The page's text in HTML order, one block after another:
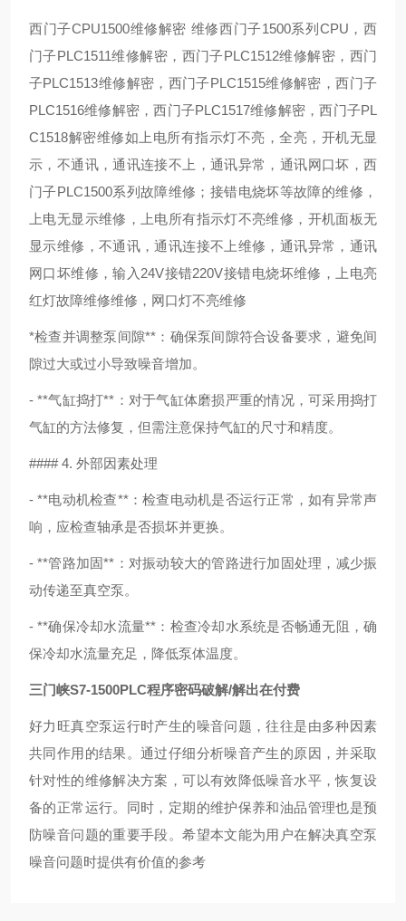
西门子CPU1500维修解密 维修西门子1500系列CPU，西
门子PLC1511维修解密，西门子PLC1512维修解密，西门
子PLC1513维修解密，西门子PLC1515维修解密，西门子
PLC1516维修解密，西门子PLC1517维修解密，西门子PL
C1518解密维修如上电所有指示灯不亮，全亮，开机无显
示，不通讯，通讯连接不上，通讯异常，通讯网口坏，西
门子PLC1500系列故障维修；接错电烧坏等故障的维修，
上电无显示维修，上电所有指示灯不亮维修，开机面板无
显示维修，不通讯，通讯连接不上维修，通讯异常，通讯
网口坏维修，输入24V接错220V接错电烧坏维修，上电亮
红灯故障维修维修，网口灯不亮维修
*检查并调整泵间隙**：确保泵间隙符合设备要求，避免间
隙过大或过小导致噪音增加。
- **气缸捣打**：对于气缸体磨损严重的情况，可采用捣打
气缸的方法修复，但需注意保持气缸的尺寸和精度。
#### 4. 外部因素处理
- **电动机检查**：检查电动机是否运行正常，如有异常声
响，应检查轴承是否损坏并更换。
- **管路加固**：对振动较大的管路进行加固处理，减少振
动传递至真空泵。
- **确保冷却水流量**：检查冷却水系统是否畅通无阻，确
保冷却水流量充足，降低泵体温度。
三门峡S7-1500PLC程序密码破解/解出在付费
好力旺真空泵运行时产生的噪音问题，往往是由多种因素
共同作用的结果。通过仔细分析噪音产生的原因，并采取
针对性的维修解决方案，可以有效降低噪音水平，恢复设
备的正常运行。同时，定期的维护保养和油品管理也是预
防噪音问题的重要手段。希望本文能为用户在解决真空泵
噪音问题时提供有价值的参考